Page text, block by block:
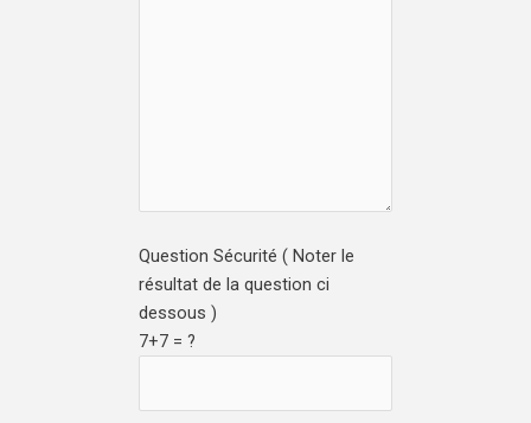
Question Sécurité ( Noter le
résultat de la question ci
dessous )
7+7 = ?